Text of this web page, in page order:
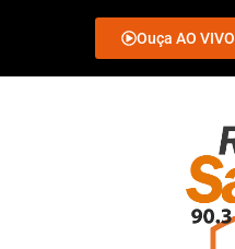
Ouça AO VIVO